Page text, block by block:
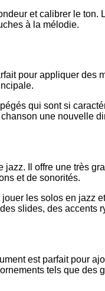
et calibrer le
à la mélodie.
pour appliquer des
qui sont si
une nouvelle
Il offre une très
et de sonorités.
les solos en jazz
slides, des accents
est parfait pour
tels que